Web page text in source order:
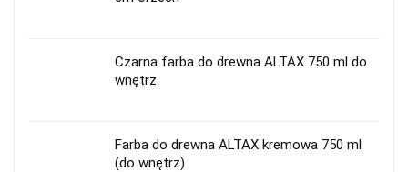
Czarna farba do drewna ALTAX 750 ml do
wnętrz
Farba do drewna ALTAX kremowa 750 ml
(do wnętrz)